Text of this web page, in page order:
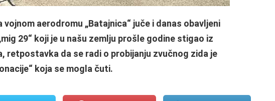
vojnom aerodromu „Batajnica“ juče i danas obavljeni
29“ koji je u našu zemlju prošle godine stigao iz
retpostavka da se radi o probijanju zvučnog zida je
koja se mogla čuti.